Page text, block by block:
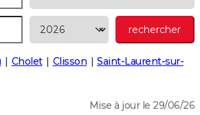
Cholet Clisson
Saint-Laurent-sur-
Mise à jour le 29/06/26